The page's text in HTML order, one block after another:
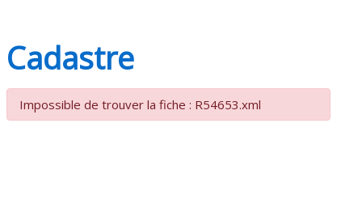
Cadastre
Impossible de trouver la fiche : R54653.xml